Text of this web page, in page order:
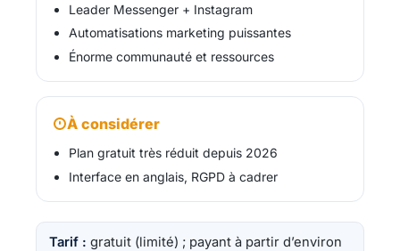
Leader Messenger + Instagram
Automatisations marketing puissantes
Énorme communauté et ressources
À considérer
Plan gratuit très réduit depuis 2026
Interface en anglais, RGPD à cadrer
Tarif : gratuit (limité) ; payant à partir d’environ